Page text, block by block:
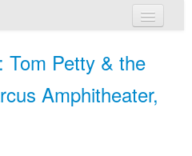
Tom Petty & the
Amphitheater,